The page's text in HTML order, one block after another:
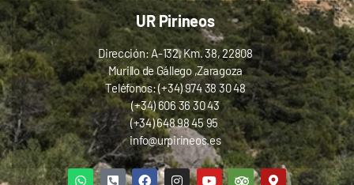
UR Pirineos
Dirección: A-132, Km. 38, 22808
Murillo de Gállego ,Zaragoza
Teléfonos: (+34) 974 38 30 48
(+34) 606 36 30 43
(+34) 648 98 45 95
info@urpirineos.es